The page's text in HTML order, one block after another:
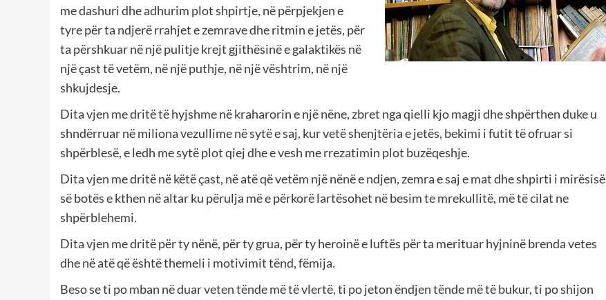
me dashuri dhe adhurim plot shpirtje, në përpjekjen e
tyre për ta ndjerë rrahjet e zemrave dhe ritmin e jetës, për
ta përshkuar në një pulitje krejt gjithësinë e galaktikës në
një çast të vetëm, në një puthje, në një vështrim, në një
shkujdesje.
Dita vjen me dritë të hyjshme në kraharorin e një nëne, zbret nga qielli kjo magji dhe shpërthen duke u
shndërruar në miliona vezullime në sytë e saj, kur vetë shenjtëria e jetës, bekimi i futit të ofruar si
shpërblesë, e ledh me sytë plot qiej dhe e vesh me rrezatimin plot buzëqeshje.
Dita vjen me dritë në këtë çast, në atë që vetëm një nënë e ndjen, zemra e saj e mat dhe shpirti i mirësisë
së botës e kthen në altar ku përulja më e përkorë lartësohet në besim te mrekullitë, më të cilat ne
shpërblehemi.
Dita vjen me dritë për ty nënë, për ty grua, për ty heroinë e luftës për ta merituar hyjninë brenda vetes
dhe në atë që është themeli i motivimit tënd, fëmija.
Beso se ti po mban në duar veten tënde më të vlertë, ti po jeton ëndjen tënde më të bukur, ti po shijon